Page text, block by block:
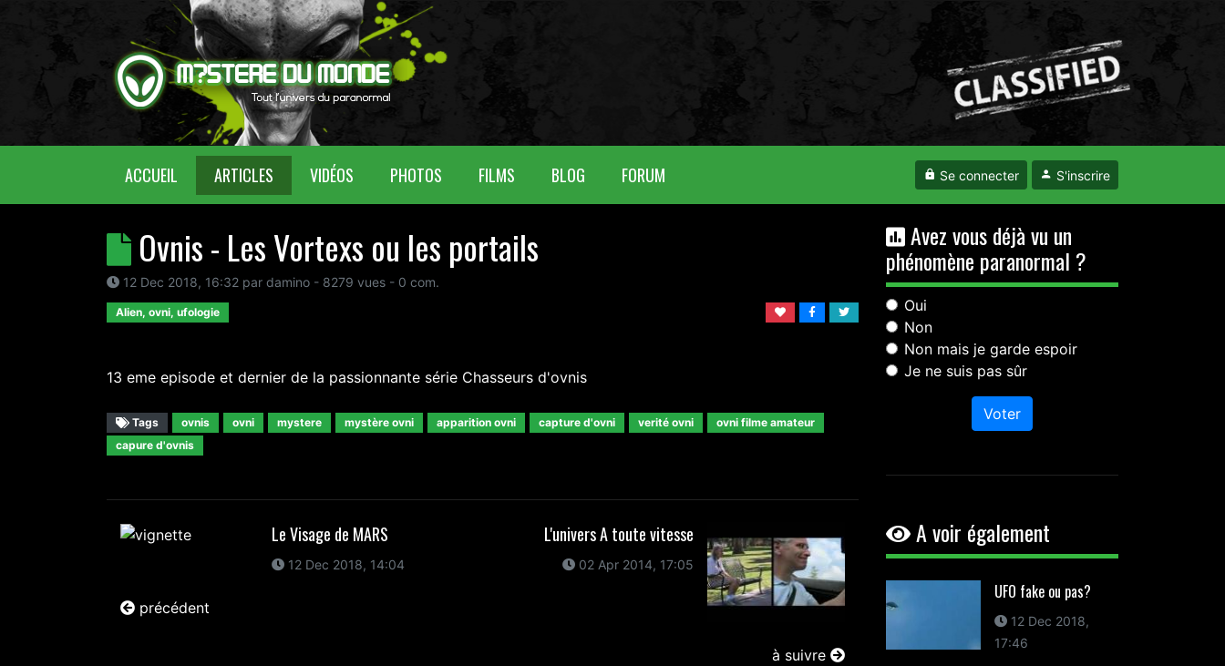
ACCUEIL (CURRENT)ARTICLES VIDÉOS PHOTOS FILMS BLOG FORUM Se connecter S'inscrire
Ovnis - Les Vortexs ou les portails
12 Dec 2018, 16:32 par damino - 8279 vues - 0 com.
Alien, ovni, ufologie
13 eme episode et dernier de la passionnante série Chasseurs d'ovnis
Tags ovnis ovni mystere mystère ovni apparition ovni capture d'ovni verité ovni
ovni filme amateur
capure d'ovnis
Le Visage de MARS
12 Dec 2018, 14:04
précédent
L'univers A toute vitesse
02 Apr 2014, 17:05
à suivre
Avez vous déjà vu un
phénomène paranormal ?
Oui
Non
Non mais je garde espoir
Je ne suis pas sûr
Voter
A voir également
UFO fake ou pas?
12 Dec 2018,
17:46